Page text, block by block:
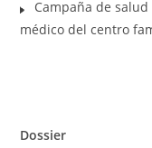
Campaña de
médico del centro
Dossier